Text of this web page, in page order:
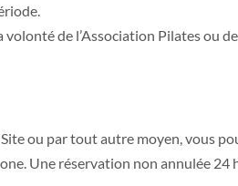
de l’Association Pilates ou
ou par tout autre moyen, vous
Une réservation non annulée 24